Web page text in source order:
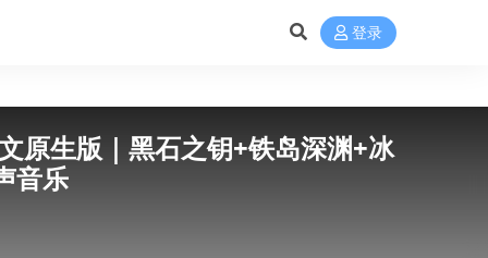
登录
生版｜黑石之钥+铁岛深渊+冰
音乐